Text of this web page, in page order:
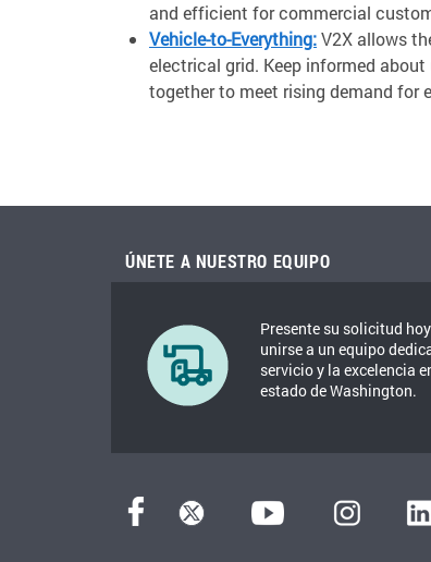
and efficient for commercial
Vehicle-to-Everything:V2X allows
electrical grid. Keep informed
together to meet rising demand for
ÚNETE A NUESTRO EQUIPO
Presente su solicitud
unirse a un equipo
servicio y la excelencia
estado de Washington.